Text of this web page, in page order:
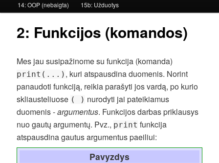
m
14: OOP (nebaigta)
15b: Užduotys
2: Funkcijos (komandos)
Mes jau susipažinome su funkcija (komanda)
print(...) , kuri atspausdina duomenis. Norint
panaudoti funkciją, reikia parašyti jos vardą, po kurio
skliausteliuose ( ) nurodyti jai pateikiamus
duomenis -argumentus. Funkcijos darbas priklausys
nuo gautų argumentų. Pvz., print funkcija
atspausdina gautus argumentus paeiliui:
Pavyzdys